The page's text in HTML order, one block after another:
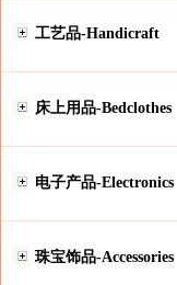
工艺品-Handicraft
床上用品-Bedclothes
电子产品-Electronics
珠宝饰品-Accessories